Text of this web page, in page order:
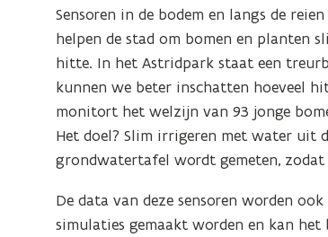
Sensoren in de bodem en langs de
helpen de stad om bomen en planten
hitte. In het Astridpark staat een
kunnen we beter inschatten hoeveel
monitort het welzijn van 93 jonge
Het doel? Slim irrigeren met water uit
grondwatertafel wordt gemeten,
De data van deze sensoren worden
simulaties gemaakt worden en kan het